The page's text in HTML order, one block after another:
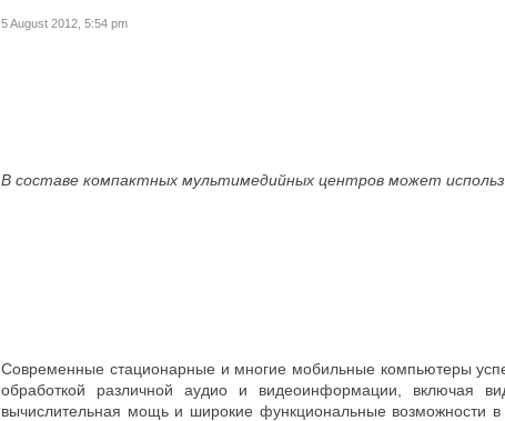
5 August 2012, 5:54 pm
В составе компактных мультимедийных центров может
Современные стационарные и многие мобильные компьютеры
обработкой различной аудио и видеоинформации, включая
вычислительная мощь и широкие функциональные возможности